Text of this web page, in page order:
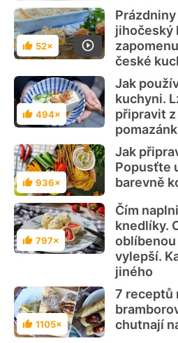
Hodnocení
52×
jihočeský
české
Hodnocení
494×
Jak
kuchyni.
připravit
Hodnocení
936×
Jak
Popusťte
barevně
Hodnocení
797×
Čím
knedlíky.
vylepší.
jiného
Hodnocení
1105×
7 receptů
chutnají